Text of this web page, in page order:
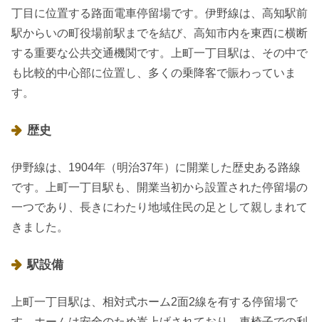
丁目に位置する路面電車停留場です。伊野線は、高知駅前
駅からいの町役場前駅までを結び、高知市内を東西に横断
する重要な公共交通機関です。上町一丁目駅は、その中で
も比較的中心部に位置し、多くの乗降客で賑わっていま
す。
歴史
伊野線は、1904年（明治37年）に開業した歴史ある路線
です。上町一丁目駅も、開業当初から設置された停留場の
一つであり、長きにわたり地域住民の足として親しまれて
きました。
駅設備
上町一丁目駅は、相対式ホーム2面2線を有する停留場で